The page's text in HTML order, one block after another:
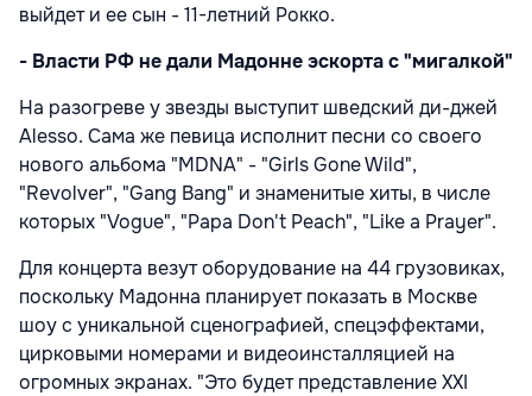
выйдет и ее сын - 11-летний Рокко.
- Власти РФ не дали Мадонне эскорта с "мигалкой"
На разогреве у звезды выступит шведский ди-джей
Alesso. Сама же певица исполнит песни со своего
нового альбома "MDNA" - "Girls Gone Wild",
"Revolver", "Gang Bang" и знаменитые хиты, в числе
которых "Vogue", "Papa Don't Peach", "Like a Prayer".
Для концерта везут оборудование на 44 грузовиках,
поскольку Мадонна планирует показать в Москве
шоу с уникальной сценографией, спецэффектами,
цирковыми номерами и видеоинсталляцией на
огромных экранах. "Это будет представление XXI